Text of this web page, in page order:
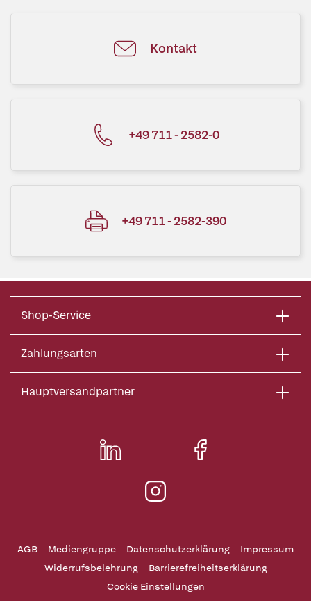
Kontakt
+49 711 - 2582-0
+49 711 - 2582-390
Shop-Service
Zahlungsarten
Hauptversandpartner
AGB Mediengruppe Datenschutzerklärung
Impressum
Widerrufsbelehrung
Barrierefreiheitserklärung
Cookie Einstellungen